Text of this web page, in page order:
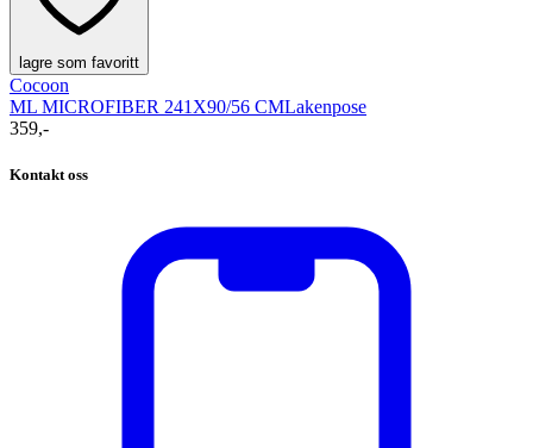
lagre som favoritt
Cocoon
ML MICROFIBER 241X90/56 CMLakenpose
359,-
Kontakt oss